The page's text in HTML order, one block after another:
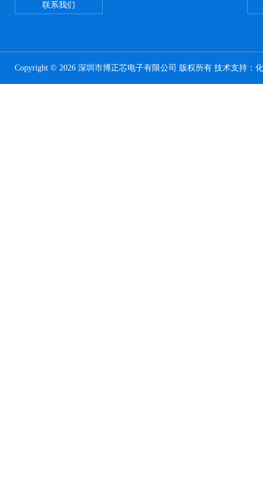
联系我们
Copyright © 2026 深圳市博正芯电子有限公司 版权所有 技术支持：